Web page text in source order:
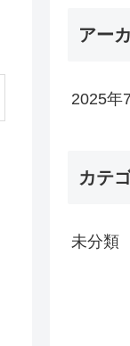
アー
2025年
カテ
未分類